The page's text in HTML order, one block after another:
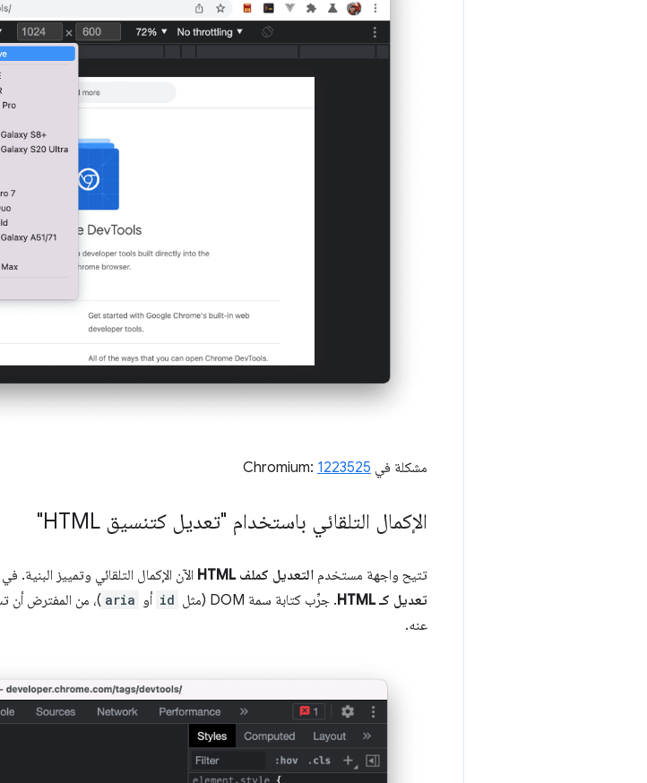
مشكلة في Chromium: 1223525
الإكمال التلقائي باستخدام "تعديل كتنسيق HTML"
تتيح واجهة مستخدم التعديل كملف HTML الآن الإكمال التلقائي وتمييز البنية.
تعديل كـ HTML
. جرِّب كتابة سمة DOM (مثل id أو aria )، من المفترض أن
عنه.